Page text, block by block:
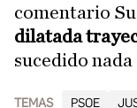
comentario
dilatada
sucedido
TEMAS PSOE